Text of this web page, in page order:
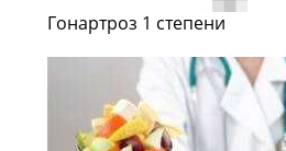
Гонартроз 1 степени